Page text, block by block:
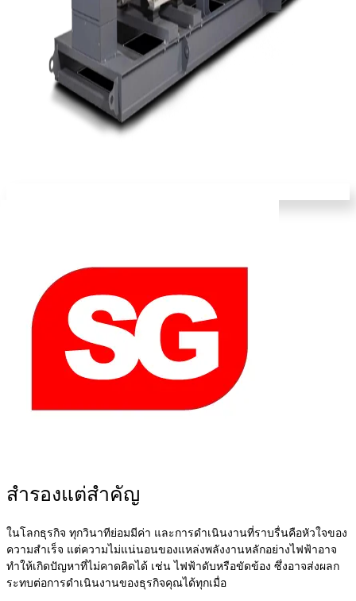
สำรองแต่สำคัญ
ในโลกธุรกิจ ทุกวินาทีย่อมมีค่า และการดำเนินงานที่ราบรื่นคือหัวใจของ
ความสำเร็จ แต่ความไม่แน่นอนของแหล่งพลังงานหลักอย่างไฟฟ้าอาจ
ทำให้เกิดปัญหาที่ไม่คาดคิดได้ เช่น ไฟฟ้าดับหรือขัดข้อง ซึ่งอาจส่งผลก
ระทบต่อการดำเนินงานของธุรกิจคุณได้ทุกเมื่อ